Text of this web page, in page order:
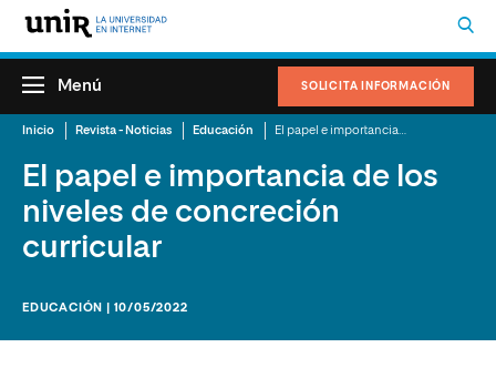
SOLICITA INFORMACIÓN
Menú
Inicio Revista - Noticias Educación
El papel e importancia de los
niveles de concreción
curricular
EDUCACIÓN | 10/05/2022